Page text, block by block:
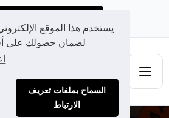
يستخدم هذا الموقع
لضمان حصولك على
السماح بملفات تعريف
الارتباط